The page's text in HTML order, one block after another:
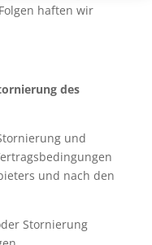
haften wir
des
und
und nach den
Stornierung